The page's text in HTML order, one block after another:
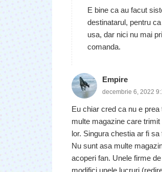
E bine ca au facut
destinatarul, pentru
usa, dar nici nu mai
comanda.
Empire
decembrie 6, 2022
Eu chiar cred ca nu e
multe magazine care
lor. Singura chestia ar fi
Nu sunt asa multe
acoperi fan. Unele firme
modifici unele lucruri